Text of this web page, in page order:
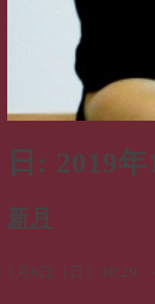
日: 2019年
新月
1月6日（日）10:29